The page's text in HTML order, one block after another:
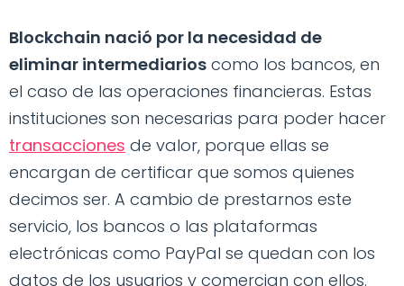
Blockchain nació por la necesidad de
eliminar intermediarios como los bancos, en
el caso de las operaciones financieras. Estas
instituciones son necesarias para poder hacer
transacciones de valor, porque ellas se
encargan de certificar que somos quienes
decimos ser. A cambio de prestarnos este
servicio, los bancos o las plataformas
electrónicas como PayPal se quedan con los
datos de los usuarios y comercian con ellos.